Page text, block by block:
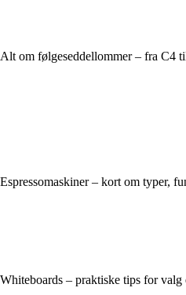
Alt om følgeseddellommer – fra C4
Espressomaskiner – kort om typer,
Whiteboards – praktiske tips for valg